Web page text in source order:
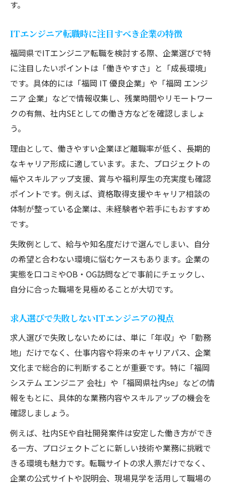
す。
ITエンジニア転職時に注目すべき企業の特徴
福岡県でITエンジニア転職を検討する際、企業選びで特
に注目したいポイントは「働きやすさ」と「成長環境」
です。具体的には「福岡 IT 優良企業」や「福岡 エンジ
ニア 企業」などで情報収集し、残業時間やリモートワー
クの有無、社内SEとしての働き方などを確認しましょ
う。
理由として、働きやすい企業ほど離職率が低く、長期的
なキャリア形成に適しています。また、プロジェクトの
幅やスキルアップ支援、賞与や福利厚生の充実度も確認
ポイントです。例えば、資格取得支援やキャリア相談の
体制が整っている企業は、未経験者や若手にもおすすめ
です。
失敗例として、給与や知名度だけで選んでしまい、自分
の希望と合わない環境に悩むケースもあります。企業の
実態を口コミやOB・OG訪問などで事前にチェックし、
自分に合った職場を見極めることが大切です。
求人選びで失敗しないITエンジニアの視点
求人選びで失敗しないためには、単に「年収」や「勤務
地」だけでなく、仕事内容や将来のキャリアパス、企業
文化まで総合的に判断することが重要です。特に「福岡
システム エンジニア 会社」や「福岡県社内se」などの情
報をもとに、具体的な業務内容やスキルアップの機会を
確認しましょう。
例えば、社内SEや自社開発案件は安定した働き方ができ
る一方、プロジェクトごとに新しい技術や業務に挑戦で
きる環境も魅力です。転職サイトの求人票だけでなく、
企業の公式サイトや説明会、現場見学を活用して職場の